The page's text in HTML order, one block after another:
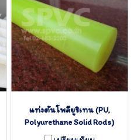
แท่งตันโพลียูริเทน (PU,
Polyurethane Solid Rods)